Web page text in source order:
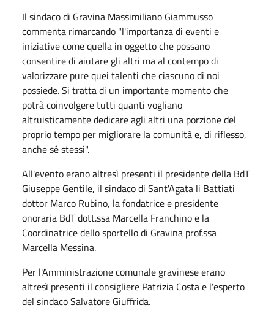
Il sindaco di Gravina Massimiliano Giammusso
commenta rimarcando "l'importanza di eventi e
iniziative come quella in oggetto che possano
consentire di aiutare gli altri ma al contempo di
valorizzare pure quei talenti che ciascuno di noi
possiede. Si tratta di un importante momento che
potrà coinvolgere tutti quanti vogliano
altruisticamente dedicare agli altri una porzione del
proprio tempo per migliorare la comunità e, di riflesso,
anche sé stessi".
All'evento erano altresì presenti il presidente della BdT
Giuseppe Gentile, il sindaco di Sant'Agata li Battiati
dottor Marco Rubino, la fondatrice e presidente
onoraria BdT dott.ssa Marcella Franchino e la
Coordinatrice dello sportello di Gravina prof.ssa
Marcella Messina.
Per l'Amministrazione comunale gravinese erano
altresì presenti il consigliere Patrizia Costa e l'esperto
del sindaco Salvatore Giuffrida.